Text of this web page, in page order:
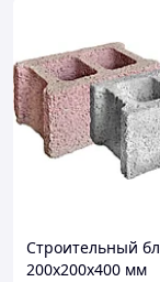
Строительный
200х200х400 мм